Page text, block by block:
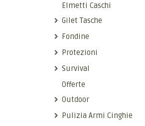
Elmetti Caschi
Gilet Tasche
Fondine
Protezioni
Survival
Offerte
Outdoor
Pulizia Armi Cinghie